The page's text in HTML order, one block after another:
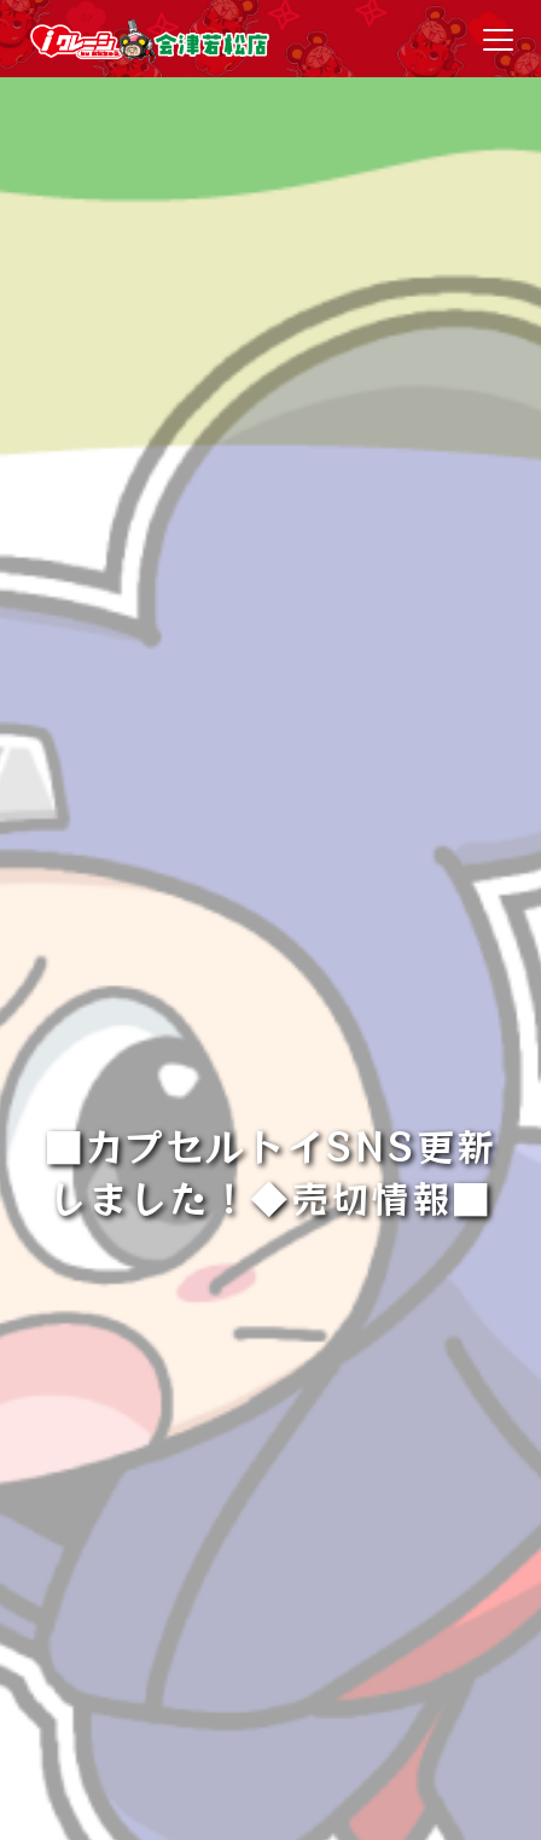
■カプセルトイSNS更新
しました！◆売切情報■